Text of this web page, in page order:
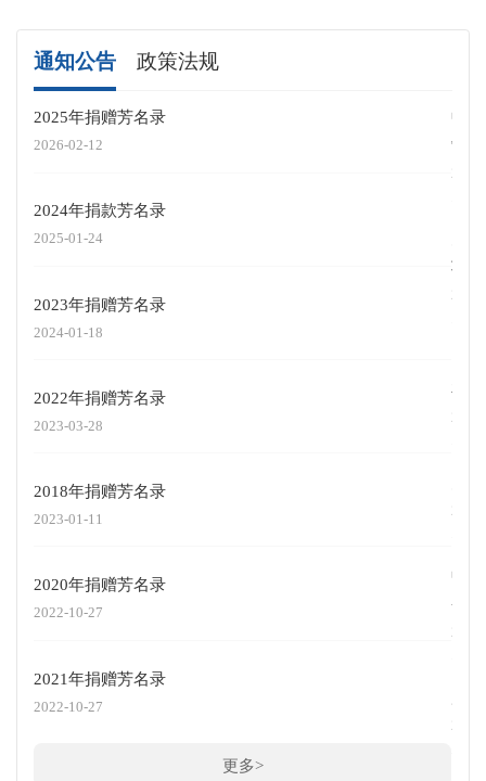
通知公告 政策法规
2025年捐赠芳名录
2026-02-12
2024年捐款芳名录
2025-01-24
2023年捐赠芳名录
2024-01-18
2022年捐赠芳名录
2023-03-28
2018年捐赠芳名录
2023-01-11
2020年捐赠芳名录
2022-10-27
2021年捐赠芳名录
2022-10-27
更多>
中
制
项
布
中
务